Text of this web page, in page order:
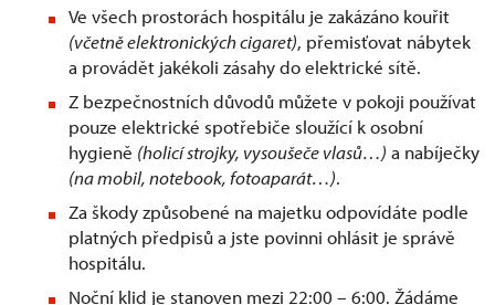
Ve všech prostorách hospitálu je zakázáno kouřit
(včetně elektronických cigaret), přemisťovat nábytek
a provádět jakékoli zásahy do elektrické sítě.
Z bezpečnostních důvodů můžete v pokoji používat
pouze elektrické spotřebiče sloužící k osobní
hygieně (holicí strojky, vysoušeče vlasů…) a nabíječky
(na mobil, notebook, fotoaparát…).
Za škody způsobené na majetku odpovídáte podle
platných předpisů a jste povinni ohlásit je správě
hospitálu.
Noční klid je stanoven mezi 22:00 – 6:00. Žádáme